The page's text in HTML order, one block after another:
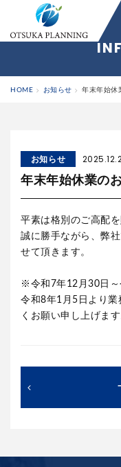
横浜
HOME お知らせ 年末年始休
お知らせ
年末年始休業の
平素は格別のご高配
誠に勝手ながら、弊
せて頂きます。
※令和7年12月30日
令和8年1月5日より業
くお願い申し上げます